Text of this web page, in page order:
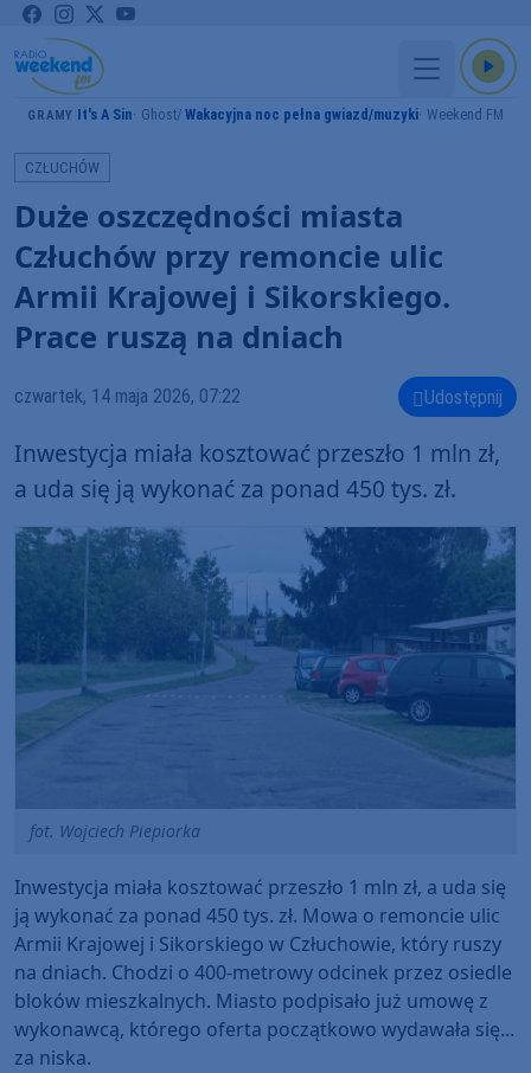
GRAMY It's A Sin Ghost Wakacyjna noc pełna gwiazd/muzyki Weekend FM
CZŁUCHÓW
Duże oszczędności miasta
Człuchów przy remoncie ulic
Armii Krajowej i Sikorskiego.
Prace ruszą na dniach
czwartek, 14 maja 2026, 07:22 Udostępnij
Inwestycja miała kosztować przeszło 1 mln zł,
a uda się ją wykonać za ponad 450 tys. zł.
fot. Wojciech Piepiorka
Inwestycja miała kosztować przeszło 1 mln zł, a uda się
ją wykonać za ponad 450 tys. zł. Mowa o remoncie ulic
Armii Krajowej i Sikorskiego w Człuchowie, który ruszy
na dniach. Chodzi o 400-metrowy odcinek przez osiedle
bloków mieszkalnych. Miasto podpisało już umowę z
wykonawcą, którego oferta początkowo wydawała się...
za niska.